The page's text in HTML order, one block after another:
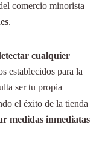
comercio minorista
.
cualquier
establecidos para la
ser tu propia
el éxito de la tienda
medidas inmediatas